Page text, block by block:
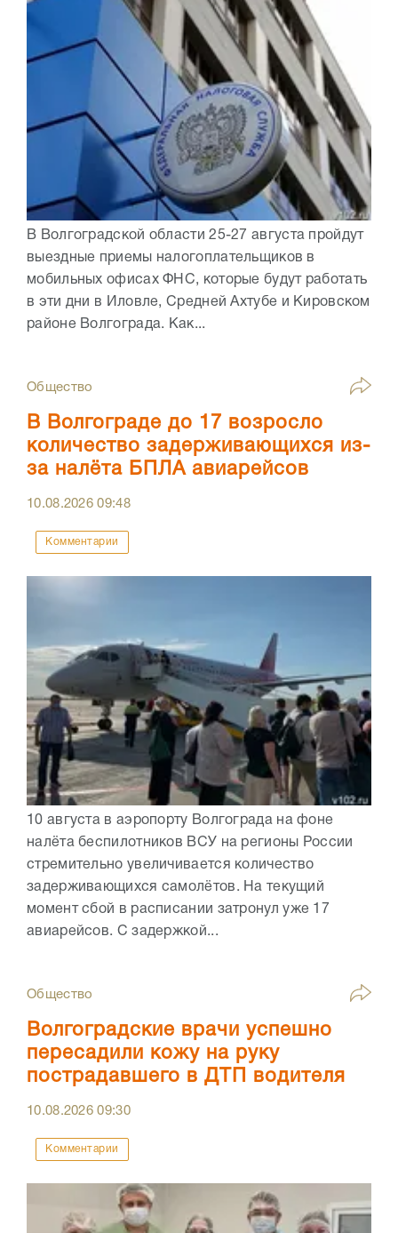
В Волгоградской области 25-27 августа пройдут
выездные приемы налогоплательщиков в
мобильных офисах ФНС, которые будут работать
в эти дни в Иловле, Средней Ахтубе и Кировском
районе Волгограда. Как...
Общество
В Волгограде до 17 возросло
количество задерживающихся из-
за налёта БПЛА авиарейсов
10.08.202609:48
Комментарии
10 августа в аэропорту Волгограда на фоне
налёта беспилотников ВСУ на регионы России
стремительно увеличивается количество
задерживающихся самолётов. На текущий
момент сбой в расписании затронул уже 17
авиарейсов. С задержкой...
Общество
Волгоградские врачи успешно
пересадили кожу на руку
пострадавшего в ДТП водителя
10.08.202609:30
Комментарии